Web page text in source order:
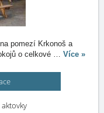
pomezí Krkonoš a
o celkové … Více »